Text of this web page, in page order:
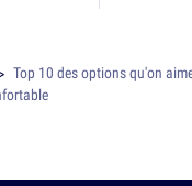
Top 10 des options qu'on